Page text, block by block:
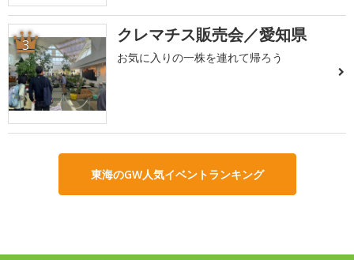
3 クレマチス販売会／愛知県
お気に入りの一株を連れて帰ろう
東海のGW人気イベントランキング